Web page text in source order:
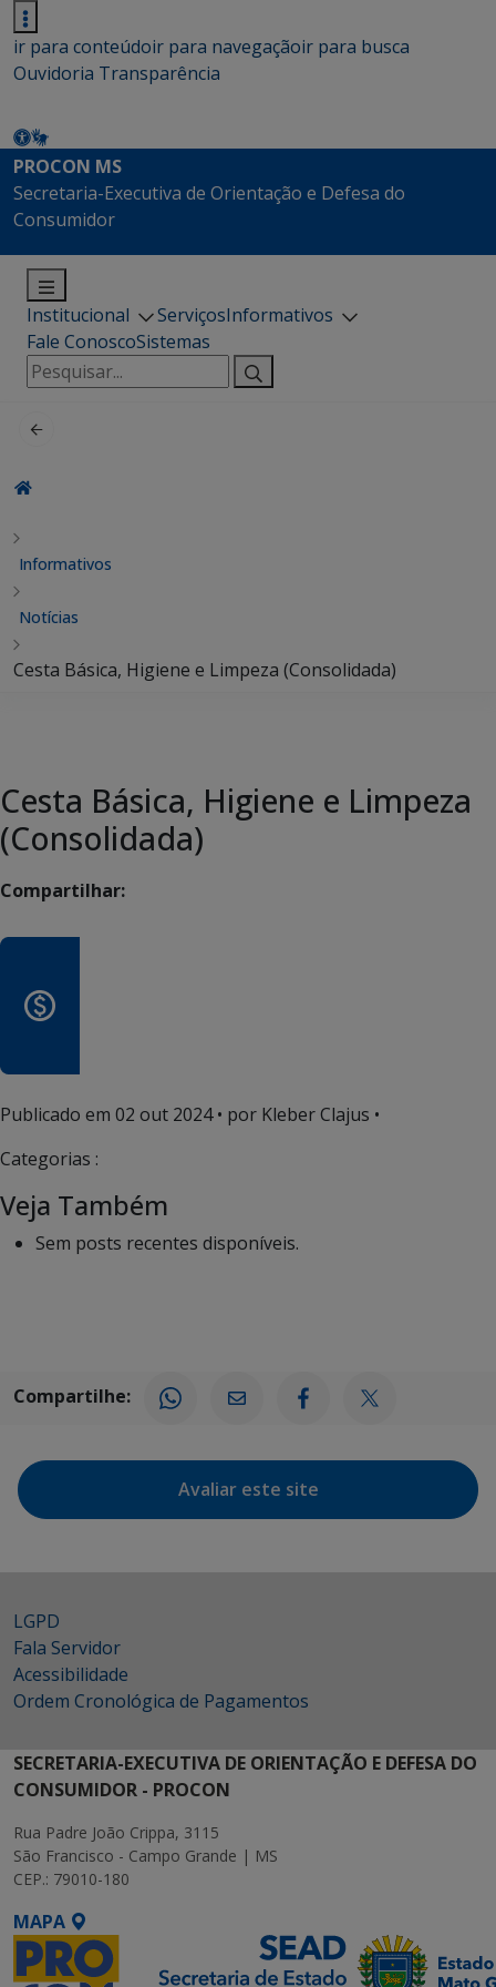
ir para conteúdoir para navegaçãoir para busca
Ouvidoria Transparência
PROCON MS
Secretaria-Executiva de Orientação e Defesa do
Consumidor
Institucional ServiçosInformativos
Fale ConoscoSistemas
Pesquisar
por:
Informativos
Notícias
Cesta Básica, Higiene e Limpeza (Consolidada)
Cesta Básica, Higiene e Limpeza
(Consolidada)
Compartilhar:
Publicado em 02 out 2024• por Kleber Clajus •
Categorias :
Veja Também
Sem posts recentes disponíveis.
Compartilhe:
Avaliar este site
LGPD
Fala Servidor
Acessibilidade
Ordem Cronológica de Pagamentos
SECRETARIA-EXECUTIVA DE ORIENTAÇÃO E DEFESA DO
CONSUMIDOR - PROCON
Rua Padre João Crippa, 3115
São Francisco - Campo Grande | MS
CEP.: 79010-180
MAPA